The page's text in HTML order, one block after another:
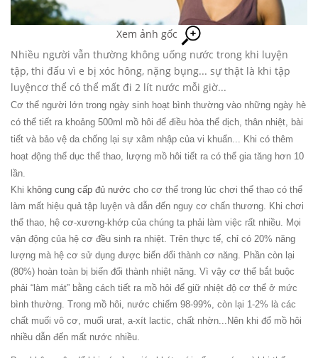
Xem ảnh gốc
Nhiều người vẫn thường không uống nước trong khi luyện
tập, thi đấu vì e bị xóc hông, nặng bụng... sự thật là khi tập
luyệncơ thể có thể mất đi 2 lít nước mỗi giờ...
Cơ thể người lớn trong ngày sinh hoạt bình thường vào những ngày hè
có thể tiết ra khoảng 500ml mồ hôi để điều hòa thể dịch, thân nhiệt, bài
tiết và bảo vệ da chống lại sự xâm nhập của vi khuẩn... Khi có thêm
hoạt động thể dục thể thao, lượng mồ hôi tiết ra có thể gia tăng hơn 10
lần.
Khi không cung cấp đủ nước cho cơ thể trong lúc chơi thể thao có thể
làm mất hiệu quả tập luyện và dẫn đến nguy cơ chấn thương. Khi chơi
thể thao, hệ cơ-xương-khớp của chúng ta phải làm việc rất nhiều. Mọi
vận động của hệ cơ đều sinh ra nhiệt. Trên thực tế, chỉ có 20% năng
lượng mà hệ cơ sử dụng được biến đổi thành cơ năng. Phần còn lại
(80%) hoàn toàn bị biến đổi thành nhiệt năng. Vì vậy cơ thể bắt buộc
phải “làm mát” bằng cách tiết ra mồ hôi để giữ nhiệt độ cơ thể ở mức
bình thường. Trong mồ hôi, nước chiếm 98-99%, còn lại 1-2% là các
chất muối vô cơ, muối urat, a-xít lactic, chất nhờn...Nên khi đổ mồ hôi
nhiều dẫn đến mất nước nhiều.